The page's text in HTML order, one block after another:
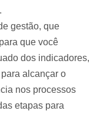
gestão, que
que você
dos indicadores,
alcançar o
nos processos
etapas para